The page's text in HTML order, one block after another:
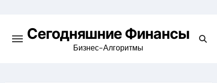
содержимомуСегодняшние Финансы
Бизнес-Алгоритмы